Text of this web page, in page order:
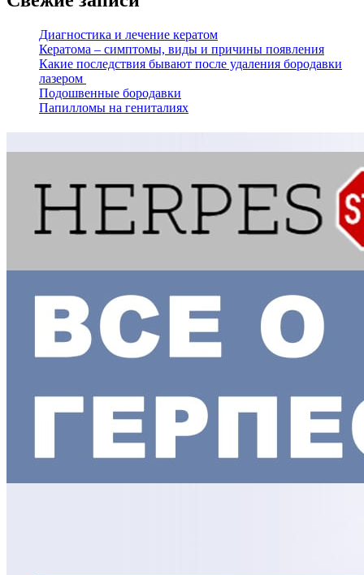
Диагностика и лечение кератом
Кератома – симптомы, виды и причины появления
Какие последствия бывают после удаления бородавки
лазером
Подошвенные бородавки
Папилломы на гениталиях